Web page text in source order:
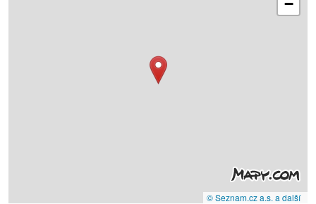
−
© Seznam.cz a.s. a další